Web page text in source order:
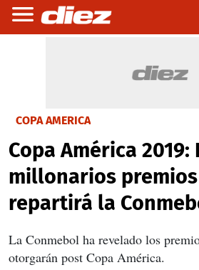
COPA AMERICA
Copa América 2019:
millonarios
repartirá la
La Conmebol ha revelado los
otorgarán post Copa América.